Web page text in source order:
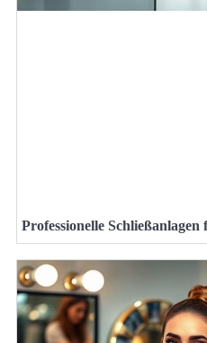
Professionelle